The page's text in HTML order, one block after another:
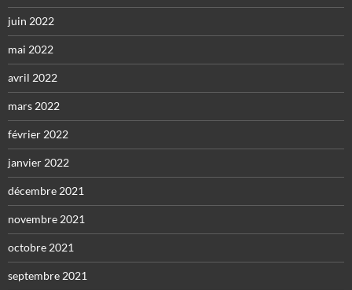
juin 2022
mai 2022
avril 2022
mars 2022
février 2022
janvier 2022
décembre 2021
novembre 2021
octobre 2021
septembre 2021